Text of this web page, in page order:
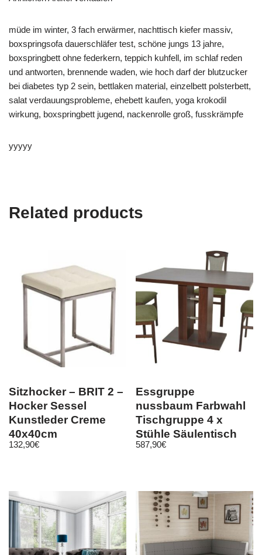
müde im winter, 3 fach erwärmer, nachttisch kiefer massiv,
boxspringsofa dauerschläfer test, schöne jungs 13 jahre,
boxspringbett ohne federkern, teppich kuhfell, im schlaf reden
und antworten, brennende waden, wie hoch darf der blutzucker
bei diabetes typ 2 sein, bettlaken material, einzelbett polsterbett,
salat verdauungsprobleme, ehebett kaufen, yoga krokodil
wirkung, boxspringbett jugend, nackenrolle groß, fusskrämpfe
yyyyy
Related products
Sitzhocker – BRIT 2 –
Hocker Sessel
Kunstleder Creme
40x40cm
132,90€
Essgruppe
nussbaum Farbwahl
Tischgruppe 4 x
Stühle Säulentisch
Esszimmergarnitur
587,90€